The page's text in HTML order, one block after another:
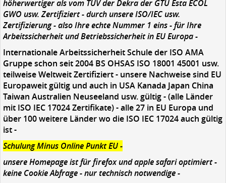
höherwertiger als vom TÜV der Dekra der GTÜ Esta ECOL
GWO usw. Zertifiziert - durch unsere ISO/IEC usw.
Zertifizierung - also Ihre echte Nummer 1 eins - für Ihre
Arbeitssicherheit und Betriebssicherheit in EU Europa -
Internationale Arbeitssicherheit Schule der ISO AMA
Gruppe schon seit 2004 BS OHSAS ISO 18001 45001 usw.
teilweise Weltweit Zertifiziert - unsere Nachweise sind EU
Europaweit gültig und auch in USA Kanada Japan China
Taiwan Australien Neuseeland usw. gültig - (alle Länder
mit ISO IEC 17024 Zertifikate) - alle 27 in EU Europa und
über 100 weitere Länder wo die ISO IEC 17024 auch gültig
ist -
Schulung Minus Online Punkt EU -
unsere Homepage ist für firefox und apple safari optimiert -
keine Cookie Abfrage - nur technisch notwendige -